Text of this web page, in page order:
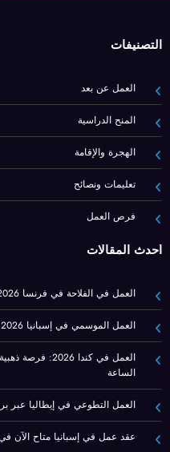
التصنيفات
العمل عن بعد
المنح الدراسية
الهجرة والإقامة
تعليمات ونصائح
فرص العمل
أحدث المقالات
العمل في الفلاحة في فرنسا 2026 براتب 12 يورو في الساعة
العمل الموسمي في إسبانيا 2026 مع راتب 16,576 يورو سنوياً
الساعة
العمل التطوعي في إيطاليا عبر
عقد عمل في إسبانيا متاح الآن في